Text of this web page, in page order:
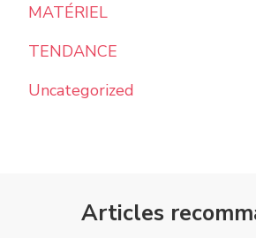
MATÉRIEL
TENDANCE
Uncategorized
Articles